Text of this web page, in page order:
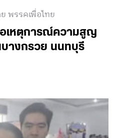
พรรคเพื่อไทย
อเหตุการณ์ความสูญ
บางกรวย นนทบุรี